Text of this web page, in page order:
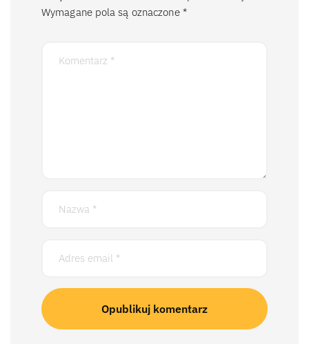
Wymagane pola są oznaczone *